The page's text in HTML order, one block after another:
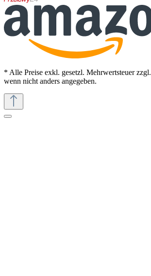
* Alle Preise exkl. gesetzl. Mehrwertsteuer zzgl.
wenn nicht anders angegeben.